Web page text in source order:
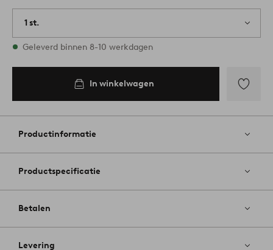
1 st.
Op voorraad
Geleverd binnen 8-10 werkdagen
In winkelwagen
aan
Productinformatie
Productspecificatie
Betalen
Levering